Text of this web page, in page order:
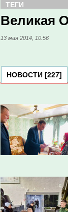
ТЕГИ
Великая
13 мая 2014, 10:56
НОВОСТИ [227]